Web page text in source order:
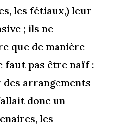
les fétiaux,) leur
; ils ne
que de manière
faut pas être naïf :
arrangements
donc un
les